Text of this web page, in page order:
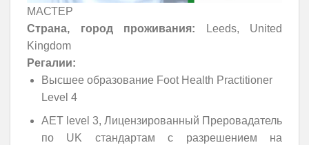
МАСТЕР
Страна, город проживания:
Leeds, United
Kingdom
Регалии:
Высшее образование Foot Health Practitioner
Level 4
AET level 3, Лицензированный Преровадатель
по UK стандартам с разрешением на